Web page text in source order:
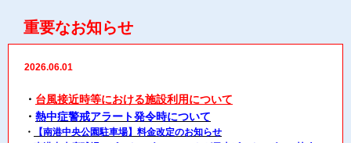
重要なお知らせ
2026.06.01
・ 台風接近時等における施設利用について
・ 熱中症警戒アラート発令時について
・
【南港中央公園駐車場】料金改定のお知らせ